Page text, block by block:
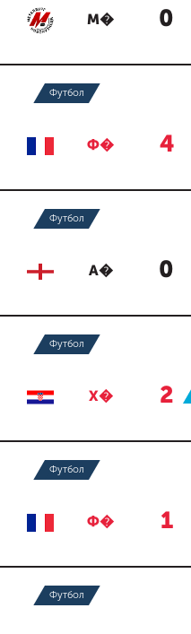
М� 0
Футбол
Ф� 4
Футбол
А� 0
Футбол
Х� 2
Футбол
Ф� 1
Футбол